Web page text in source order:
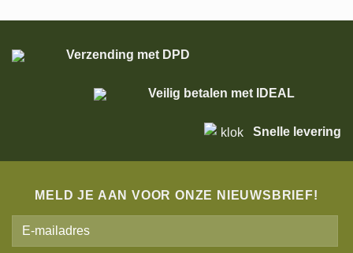
Verzending met DPD
Veilig betalen met IDEAL
Snelle levering
MELD JE AAN VOOR ONZE NIEUWSBRIEF!